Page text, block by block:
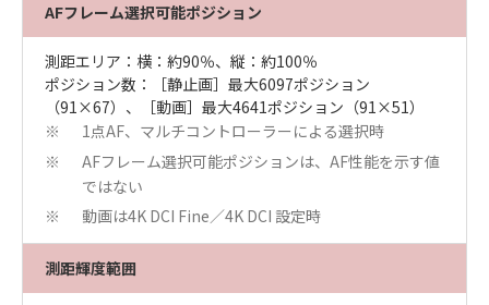
AFフレーム選択可能ポジション
測距エリア：横：約90％、縦：約100％
ポジション数：［静止画］最大6097ポジション
（91×67）、［動画］最大4641ポジション（91×51）
※ 1点AF、マルチコントローラーによる選択時
※
AFフレーム選択可能ポジションは、AF性能を示す値
ではない
※ 動画は4K DCI Fine／4K DCI 設定時
測距輝度範囲